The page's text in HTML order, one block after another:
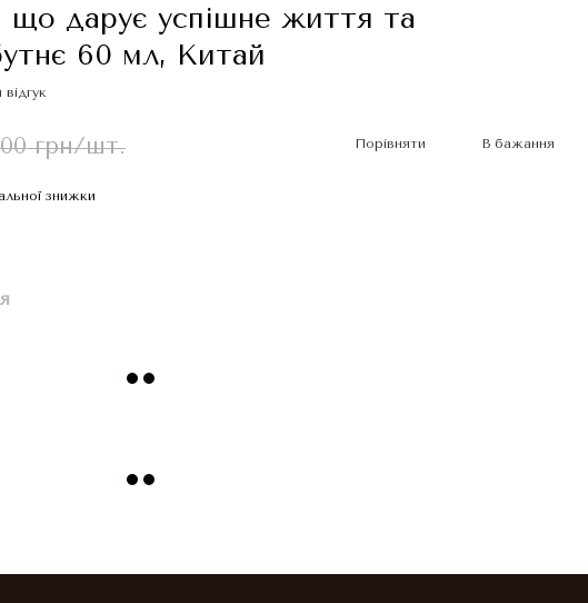
що дарує успішне життя та
60 мл, Китай
грн/шт. Порівняти В бажання
знижки